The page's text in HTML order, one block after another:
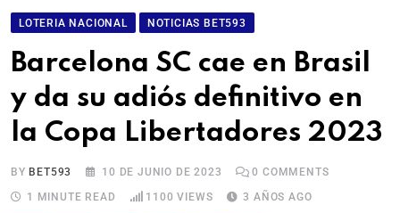
LOTERIA NACIONAL NOTICIAS BET593
Barcelona SC cae en Brasil
y da su adiós definitivo en
la Copa Libertadores 2023
BY BET593 10 DE JUNIO DE 2023 0 COMMENTS
1 MINUTE READ
1100 VIEWS 3 AÑOS AGO